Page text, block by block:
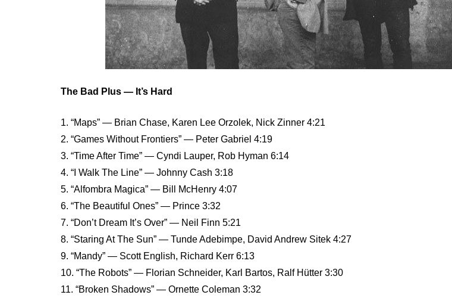
The Bad Plus — It’s Hard
1. “Maps” — Brian Chase, Karen Lee Orzolek, Nick Zinner 4:21
2. “Games Without Frontiers” — Peter Gabriel 4:19
3. “Time After Time” — Cyndi Lauper, Rob Hyman 6:14
4. “I Walk The Line” — Johnny Cash 3:18
5. “Alfombra Magica” — Bill McHenry 4:07
6. “The Beautiful Ones” — Prince 3:32
7. “Don’t Dream It’s Over” — Neil Finn 5:21
8. “Staring At The Sun” — Tunde Adebimpe, David Andrew Sitek 4:27
9. “Mandy” — Scott English, Richard Kerr 6:13
10. “The Robots” — Florian Schneider, Karl Bartos, Ralf Hütter 3:30
11. “Broken Shadows” — Ornette Coleman 3:32